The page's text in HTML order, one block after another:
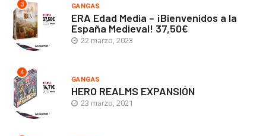
3 GANGAS
ERA Edad Media – ¡Bienvenidos a la
España Medieval! 37,50€
22 marzo, 2023
4
GANGAS
HERO REALMS EXPANSIÓN
23 marzo, 2021